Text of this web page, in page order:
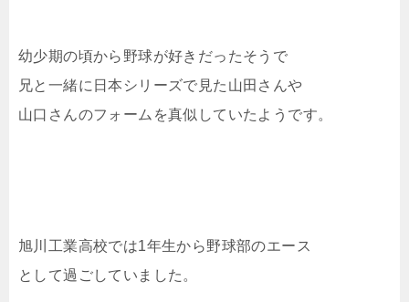
幼少期の頃から野球が好きだったそうで
兄と一緒に日本シリーズで見た山田さんや
山口さんのフォームを真似していたようです。
旭川工業高校では1年生から野球部のエース
として過ごしていました。